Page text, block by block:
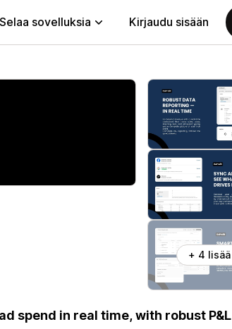
Selaa sovelluksia Kirjaudu sisään
+ 4 lisää
spend in real time, with robust P&L